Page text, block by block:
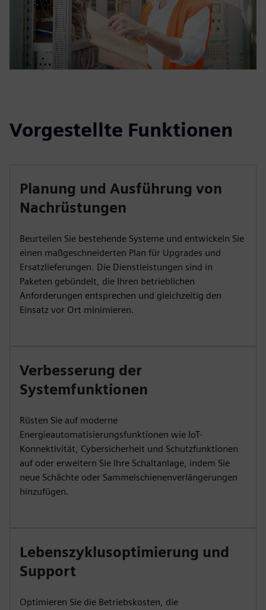
Vorgestellte Funktionen
Planung und Ausführung von
Nachrüstungen
Beurteilen Sie bestehende Systeme und entwickeln Sie
einen maßgeschneiderten Plan für Upgrades und
Ersatzlieferungen. Die Dienstleistungen sind in
Paketen gebündelt, die Ihren betrieblichen
Anforderungen entsprechen und gleichzeitig den
Einsatz vor Ort minimieren.
Verbesserung der
Systemfunktionen
Rüsten Sie auf moderne
Energieautomatisierungsfunktionen wie IoT-
Konnektivität, Cybersicherheit und Schutzfunktionen
auf oder erweitern Sie Ihre Schaltanlage, indem Sie
neue Schächte oder Sammelschienenverlängerungen
hinzufügen.
Lebenszyklusoptimierung und
Support
Optimieren Sie die Betriebskosten, die